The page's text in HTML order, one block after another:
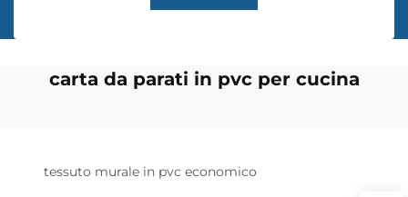
carta da parati in pvc per cucina
tessuto murale in pvc economico